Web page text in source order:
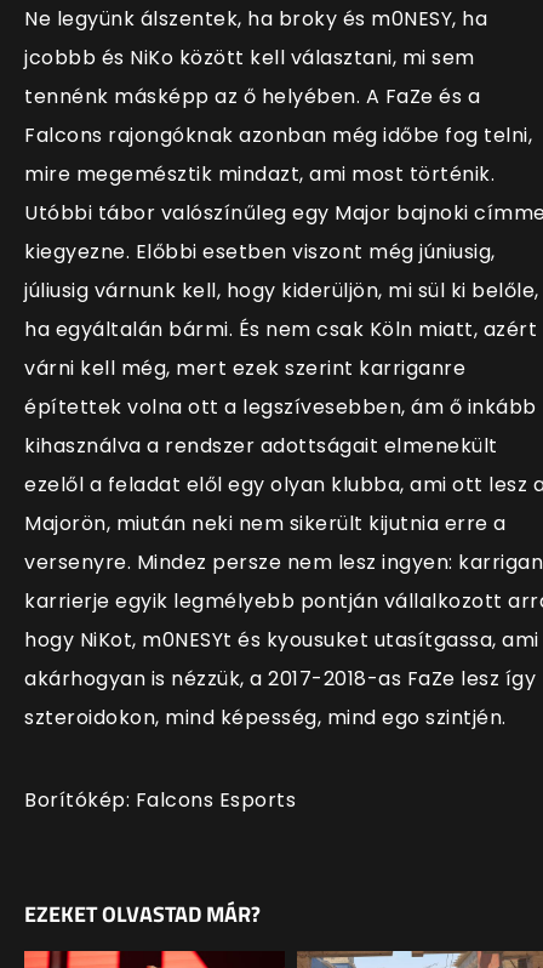
Ne legyünk álszentek, ha broky és m0NESY, ha
jcobbb és NiKo között kell választani, mi sem
tennénk másképp az ő helyében. A FaZe és a
Falcons rajongóknak azonban még időbe fog telni,
mire megemésztik mindazt, ami most történik.
Utóbbi tábor valószínűleg egy Major bajnoki
kiegyezne. Előbbi esetben viszont még júniusig,
júliusig várnunk kell, hogy kiderüljön, mi sül ki belőle,
ha egyáltalán bármi. És nem csak Köln miatt, azért
várni kell még, mert ezek szerint karriganre
építettek volna ott a legszívesebben, ám ő inkább
kihasználva a rendszer adottságait elmenekült
ezelől a feladat elől egy olyan klubba, ami ott lesz
Majorön, miután neki nem sikerült kijutnia erre a
versenyre. Mindez persze nem lesz ingyen: karrigan
karrierje egyik legmélyebb pontján vállalkozott
hogy NiKot, m0NESYt és kyousuket utasítgassa, ami
akárhogyan is nézzük, a 2017-2018-as FaZe lesz így
szteroidokon, mind képesség, mind ego szintjén.
Borítókép: Falcons Esports
EZEKET OLVASTAD MÁR?